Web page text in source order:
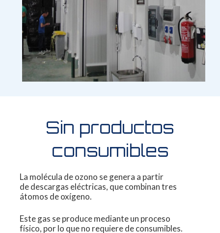
Sin productos
consumibles
La molécula de ozono se genera a partir
dedescargas eléctricas, que combinan tres
átomos de oxígeno.
Este gas se produce medianteun proceso
físico, por lo que no requiere deconsumibles.